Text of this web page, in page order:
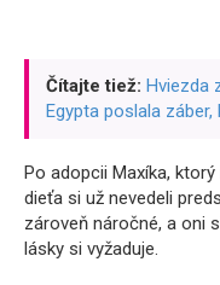
Čítajte tiež: Hviezda
Egypta poslala
Po adopcii Maxíka,
dieťa si už nevedeli
zároveň náročné, a oni
lásky si vyžaduje.